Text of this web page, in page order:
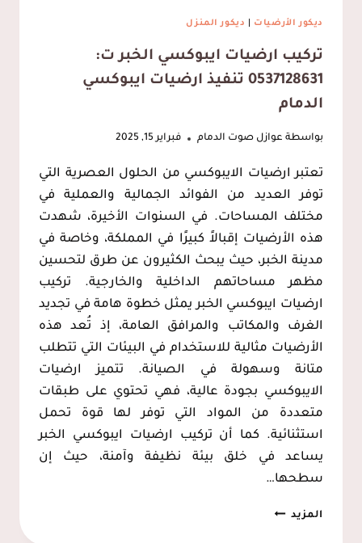
ديكور الأرضيات ديكور المنزل
تركيب ارضيات ايبوكسي الخبر ت:
0537128631 تنفيذ ارضيات ايبوكسي
الدمام
بواسطة عوازل صوت الدمام فبراير 15, 2025
تعتبر ارضيات الايبوكسي من الحلول العصرية التي
توفر العديد من الفوائد الجمالية والعملية في
مختلف المساحات. في السنوات الأخيرة، شهدت
هذه الأرضيات إقبالاً كبيرًا في المملكة، وخاصة في
مدينة الخبر، حيث يبحث الكثيرون عن طرق لتحسين
مظهر مساحاتهم الداخلية والخارجية. تركيب
ارضيات ايبوكسي الخبر يمثل خطوة هامة في تجديد
الغرف والمكاتب والمرافق العامة، إذ تُعد هذه
الأرضيات مثالية للاستخدام في البيئات التي تتطلب
متانة وسهولة في الصيانة. تتميز ارضيات
الايبوكسي بجودة عالية، فهي تحتوي على طبقات
متعددة من المواد التي توفر لها قوة تحمل
استثنائية. كما أن تركيب ارضيات ايبوكسي الخبر
يساعد في خلق بيئة نظيفة وآمنة، حيث إن
سطحها…
المزيدتركيب